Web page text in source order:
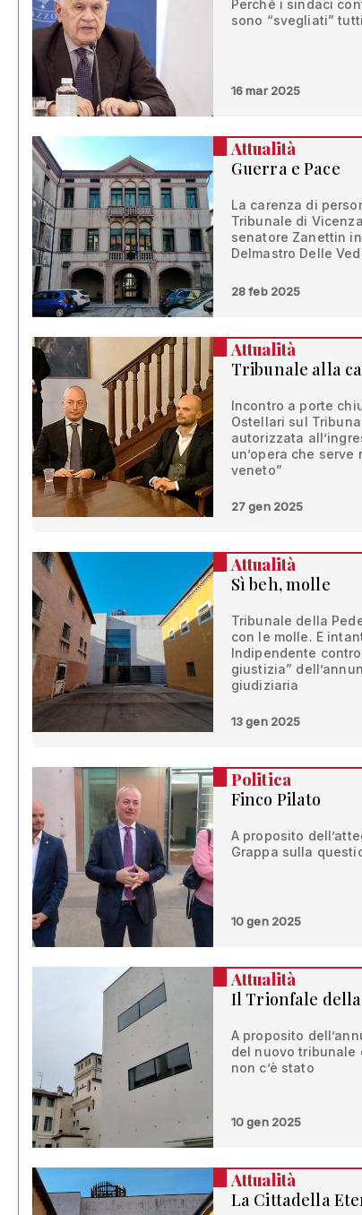
Perché i sindaci
sono “svegliati”
16 mar 2025
Attualità
Guerra e Pace
La carenza di
Tribunale di
senatore Zanettin
Delmastro Delle
28 feb 2025
Attualità
Tribunale alla
Incontro a porte
Ostellari sul
autorizzata
un’opera che
veneto”
27 gen 2025
Attualità
Sì beh, molle
Tribunale della
con le molle. E
Indipendente
giustizia”
giudiziaria
13 gen 2025
Politica
Finco Pilato
A proposito
Grappa sulla
10 gen 2025
Attualità
Il Trionfale
A proposito
del nuovo tribunale
non c’è stato
10 gen 2025
Attualità
La Cittadella